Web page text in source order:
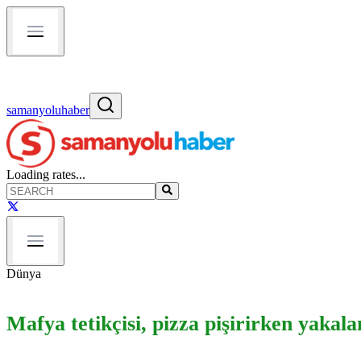
samanyoluhaber
Loading rates...
Dünya
Mafya tetikçisi, pizza pişirirken